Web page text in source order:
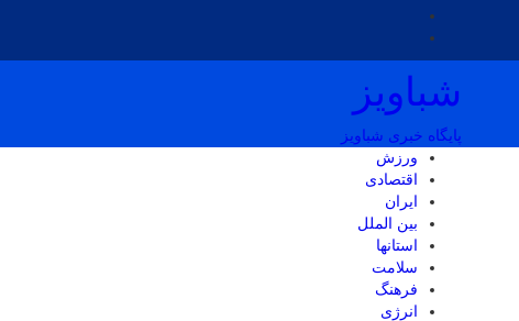
شباویز
پایگاه خبری شباویز
ورزش
اقتصادی
ایران
بین الملل
استانها
سلامت
فرهنگ
انرژی